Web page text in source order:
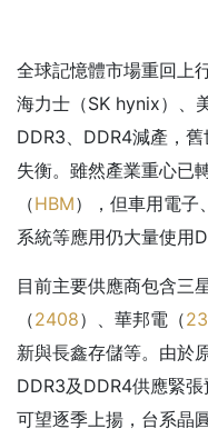
全球記憶體市場重回上
海力士（SK hynix）、
DDR3、DDR4減產，
失衡。雖然產業重心已
（HBM），但車用電子
系統等應用仍大量使用
目前主要供應商包含三
（2408）、華邦電（
新與長鑫存儲等。由於
DDR3及DDR4供應緊
可望逐季上揚，台系晶